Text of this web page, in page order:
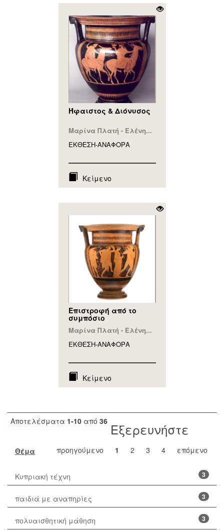
Ήφαιστος & Διόνυσος
Μαρίνα Πλατή - Ελένη...
ΕΚΘΕΣΗ-ΑΝΑΦΟΡA
Κείμενο
Επιστροφή από το
συμπόσιο
Μαρίνα Πλατή - Ελένη...
ΕΚΘΕΣΗ-ΑΝΑΦΟΡA
Κείμενο
Αποτελέσματα 1-10 από 36
προηγούμενο 1 2 3 4 επόμενο
Εξερευνήστε
Θέμα
3
Κυπριακή τέχνη
3
παιδιά με αναπηρίες
3
πολυαισθητική μάθηση